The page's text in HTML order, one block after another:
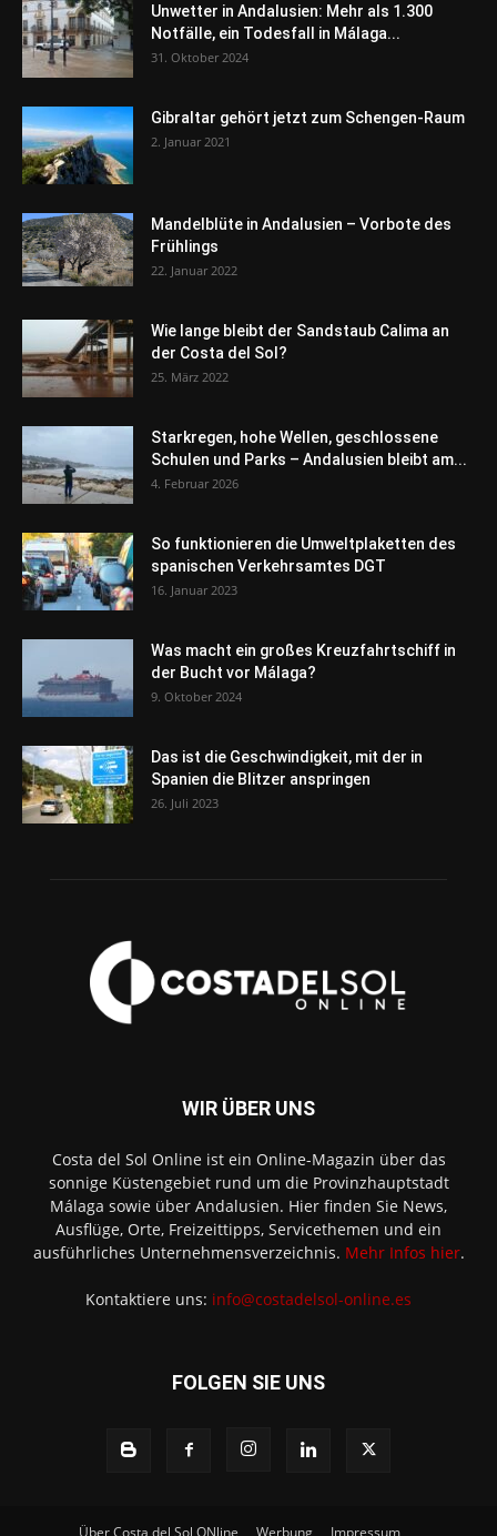
Unwetter in Andalusien: Mehr als 1.300
Notfälle, ein Todesfall in Málaga...
31. Oktober 2024
Gibraltar gehört jetzt zum Schengen-Raum
2. Januar 2021
Mandelblüte in Andalusien – Vorbote des
Frühlings
22. Januar 2022
Wie lange bleibt der Sandstaub Calima an
der Costa del Sol?
25. März 2022
Starkregen, hohe Wellen, geschlossene
Schulen und Parks – Andalusien bleibt am...
4. Februar 2026
So funktionieren die Umweltplaketten des
spanischen Verkehrsamtes DGT
16. Januar 2023
Was macht ein großes Kreuzfahrtschiff in
der Bucht vor Málaga?
9. Oktober 2024
Das ist die Geschwindigkeit, mit der in
Spanien die Blitzer anspringen
26. Juli 2023
WIR ÜBER UNS
Costa del Sol Online ist ein Online-Magazin über das
sonnige Küstengebiet rund um die Provinzhauptstadt
Málaga sowie über Andalusien. Hier finden Sie News,
Ausflüge, Orte, Freizeittipps, Servicethemen und ein
ausführliches Unternehmensverzeichnis. Mehr Infos hier.
Kontaktiere uns: info@costadelsol-online.es
FOLGEN SIE UNS
Über Costa del Sol ONline Werbung Impressum